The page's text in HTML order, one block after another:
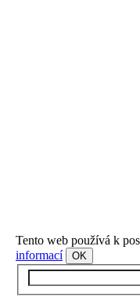
Tento web používá k
informací
OK